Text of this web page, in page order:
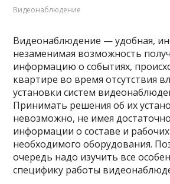
Видеонаблюдение
Видеонаблюдение — удобная,
незаменимая возможность
информацию о событиях,
квартире во время отсутствия
установки систем
Принимать решения об их
невозможно, не имея
информации о составе и рабочих
необходимого оборудования.
очередь надо изучить все
специфику работы